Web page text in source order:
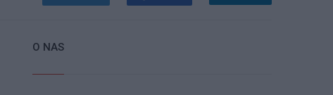
O NAS